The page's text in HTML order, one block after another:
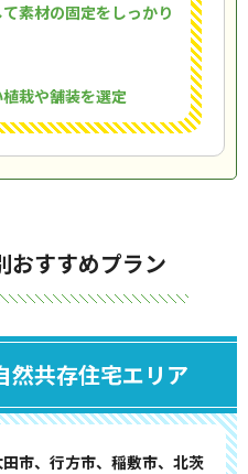
素材の固定をしっかり
栽や舗装を選定
おすすめプラン
然共存住宅エリア
市、行方市、稲敷市、北茨